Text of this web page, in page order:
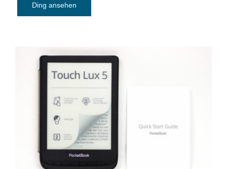
Ding ansehen
E-Book-Reader Pocketbook Touch Lux 5